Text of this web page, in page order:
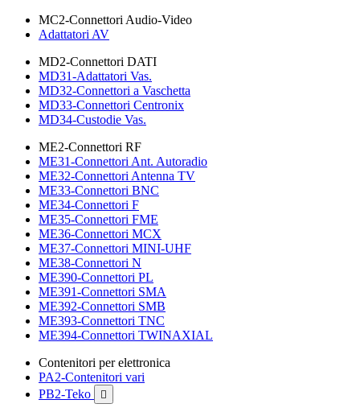
MC2-Connettori Audio-Video
Adattatori AV
MD2-Connettori DATI
MD31-Adattatori Vas.
MD32-Connettori a Vaschetta
MD33-Connettori Centronix
MD34-Custodie Vas.
ME2-Connettori RF
ME31-Connettori Ant. Autoradio
ME32-Connettori Antenna TV
ME33-Connettori BNC
ME34-Connettori F
ME35-Connettori FME
ME36-Connettori MCX
ME37-Connettori MINI-UHF
ME38-Connettori N
ME390-Connettori PL
ME391-Connettori SMA
ME392-Connettori SMB
ME393-Connettori TNC
ME394-Connettori TWINAXIAL
Contenitori per elettronica
PA2-Contenitori vari
PB2-Teko
